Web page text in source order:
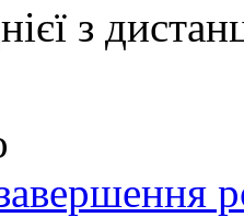
з